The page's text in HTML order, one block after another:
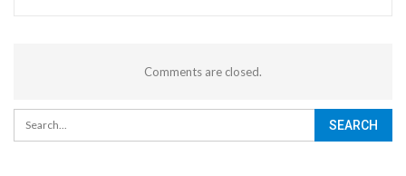
Comments are closed.